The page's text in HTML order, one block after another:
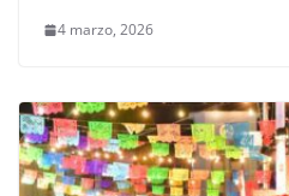
4 marzo, 2026